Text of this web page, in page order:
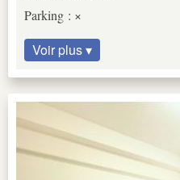
Parking : ×
Voir plus ▾